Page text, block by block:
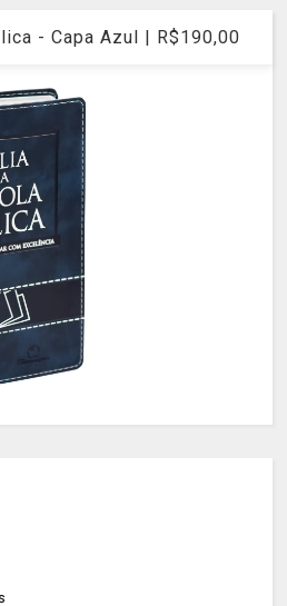
- Capa Azul | R$190,00